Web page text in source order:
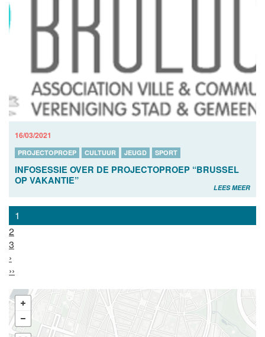
16/03/2021
PROJECTOPROEP CULTUUR JEUGD SPORT
INFOSESSIE OVER DE PROJECTOPROEP “BRUSSEL
OP VAKANTIE”
LEES MEER
1
2
3
›
››